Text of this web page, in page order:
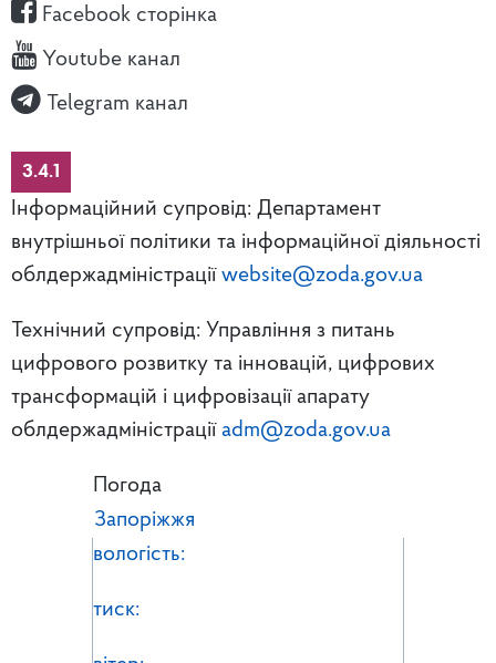
Facebook сторінка
Youtube канал
Telegram канал
3.4.1
Інформаційний супровід: Департамент
внутрішньої політики та інформаційної діяльності
облдержадміністрації website@zoda.gov.ua
Технічний супровід: Управління з питань
цифрового розвитку та інновацій, цифрових
трансформацій і цифровізації апарату
облдержадміністрації adm@zoda.gov.ua
Погода
Запоріжжя
вологість:
тиск: